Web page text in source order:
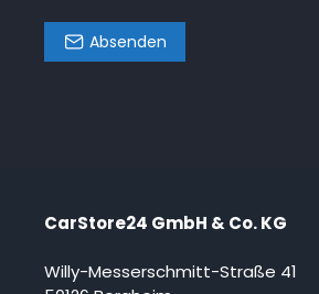
Absenden
CarStore24 GmbH & Co. KG
Willy-Messerschmitt-Straße 41